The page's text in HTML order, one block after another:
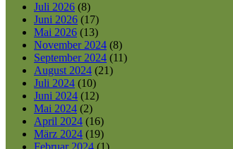
Juli 2026 (8)
Juni 2026 (17)
Mai 2026 (13)
November 2024 (8)
September 2024 (11)
August 2024 (21)
Juli 2024 (10)
Juni 2024 (12)
Mai 2024 (2)
April 2024 (16)
März 2024 (19)